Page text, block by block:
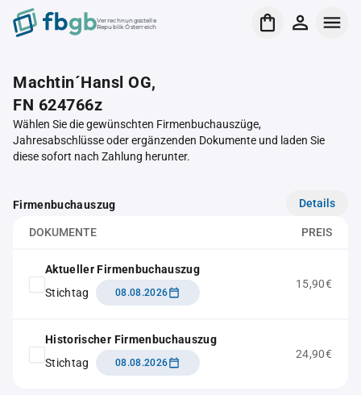
Verrechnungsstelle
Republik Österreich
Machtin´Hansl OG,
FN 624766z
Wählen Sie die gewünschten Firmenbuchauszüge,
Jahresabschlüsse oder ergänzenden Dokumente und laden Sie
diese sofort nach Zahlung herunter.
Firmenbuchauszug Details
DOKUMENTE PREIS
Aktueller Firmenbuchauszug
Stichtag
08.08.2026
15,90€
Historischer Firmenbuchauszug
Stichtag
08.08.2026
24,90€